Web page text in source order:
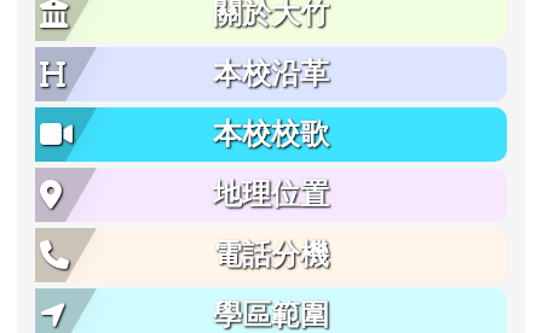
關於大竹
本校沿革
本校校歌
地理位置
電話分機
學區範圍